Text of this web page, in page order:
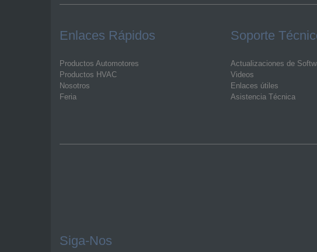
Enlaces Rápidos
Productos Automotores
Productos HVAC
Nosotros
Feria
Soporte
Actualizaciones de
Videos
Enlaces útiles
Asistencia Técnica
Siga-Nos